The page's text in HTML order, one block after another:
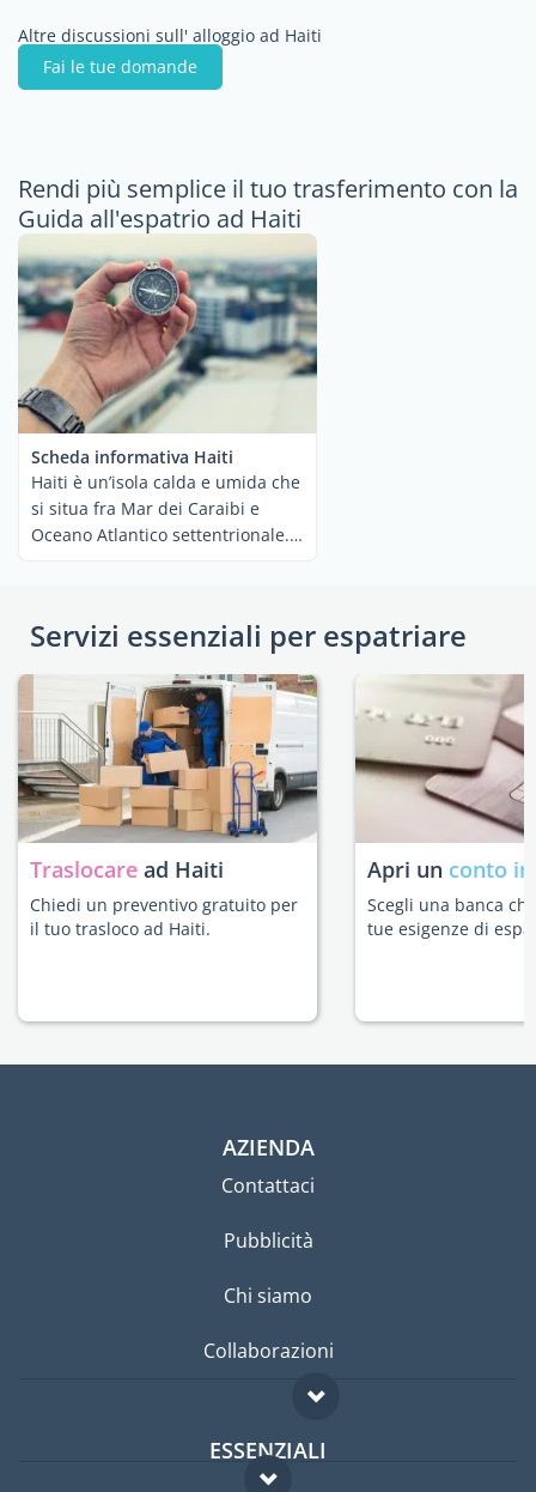
Altre discussioni sull' alloggio ad Haiti
Fai le tue domande
Rendi più semplice il tuo trasferimento con la
Guida all'espatrio ad Haiti
Scheda informativa Haiti
Haiti è un’isola calda e umida che
si situa fra Mar dei Caraibi e
Oceano Atlantico settentrionale.
Servizi essenziali per espatriare
Traslocare ad Haiti
Chiedi un preventivo gratuito per
il tuo trasloco ad Haiti.
Apri un conto
Scegli una banca
tue esigenze di
AZIENDA
Contattaci
Pubblicità
Chi siamo
Collaborazioni
ESSENZIALI